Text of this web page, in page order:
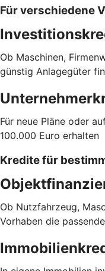
Für verschiedene
Ob Maschinen,
günstig Anlagegüter
Für neue Pläne oder
100.000 Euro erhalten
Kredite für
Ob Nutzfahrzeug,
Vorhaben die